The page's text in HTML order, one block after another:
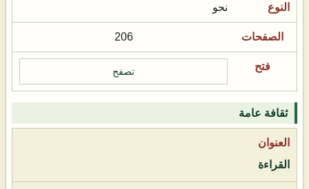
نحو
206
تصفح
ثقافة عامة
القراءة